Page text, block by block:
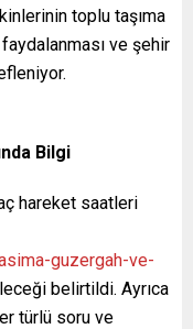
toplu taşıma
ve şehir
Bilgi
hareket saatleri
guzergah-ve-
belirtildi. Ayrıca
türlü soru ve